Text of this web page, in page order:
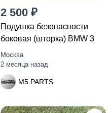
2 500 ₽
Подушка безопасности
боковая (шторка) BMW 3
Москва
2 месяца назад
M5.PARTS